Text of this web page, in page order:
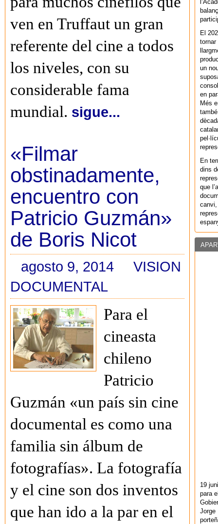
ven en Truffaut un gran
referente del cine a todos
los niveles, con su
considerable fama
mundial. sigue...
«Filmar
obstinadamente,
encuentro con
Patricio Guzmán»
de Boris Nicot
agosto 9, 2014
VISION
DOCUMENTAL
Para el
cineasta
chileno
Patricio
Guzmán «un país sin cine
documental es como una
familia sin álbum de
fotografías». La fotografía
y el cine son dos inventos
que han ido a la par en el
El
un
en
Més
En
dins
que
canvi,
19
para
Jorge